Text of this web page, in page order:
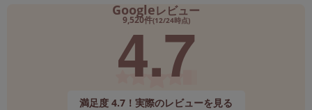
Googleレビュー
9,520件(12/24時点)
4.7
満足度 4.7！実際のレビューを見る